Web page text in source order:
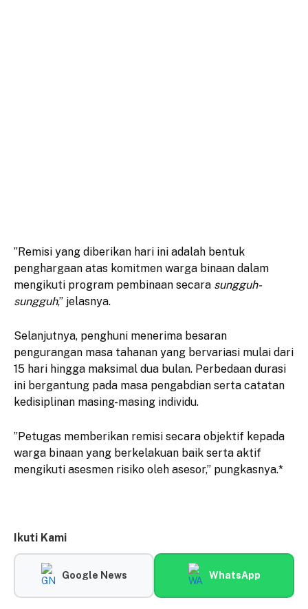
​”Remisi yang diberikan hari ini adalah bentuk
penghargaan atas komitmen warga binaan dalam
mengikuti program pembinaan secara sungguh-
sungguh,” jelasnya.
​Selanjutnya, penghuni menerima besaran
pengurangan masa tahanan yang bervariasi mulai dari
15 hari hingga maksimal dua bulan. Perbedaan durasi
ini bergantung pada masa pengabdian serta catatan
kedisiplinan masing-masing individu.
​”Petugas memberikan remisi secara objektif kepada
warga binaan yang berkelakuan baik serta aktif
mengikuti asesmen risiko oleh asesor,” pungkasnya.*
Ikuti Kami
Google News WhatsApp